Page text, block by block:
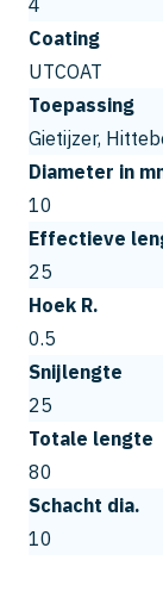
Coating
UTCOAT
Toepassing
Gietijzer,
Diameter in
10
Effectieve
25
Hoek R.
0.5
Snijlengte
25
Totale lengte
80
Schacht dia.
10